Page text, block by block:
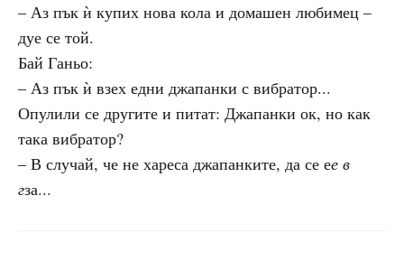
– Аз пък ѝ купих нова кола и домашен любимец –
дуе се той.
Бай Ганьо:
– Аз пък ѝ взех едни джапанки с вибратор...
Опулили се другите и питат: Джапанки ок, но как
така вибратор?
– В случай, че не хареса джапанките, да се ее в
гза...